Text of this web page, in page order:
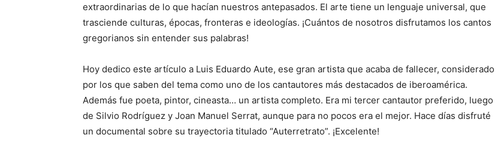
extraordina­rias de lo que hacían nuestros antepasados. El arte tiene un lenguaje universal, que
trasciende culturas, épocas, fronteras e ideologías. ¡Cuántos de nosotros disfrutamos los cantos
gregorianos sin entender sus palabras!
Hoy dedico este artículo a Luis Eduardo Aute, ese gran artista que acaba de fallecer, considerado
por los que saben del tema como uno de los cantautores más destacados de iberoamérica.
Además fue poeta, pintor, cineasta… un artista completo. Era mi tercer cantautor preferido, luego
de Silvio Rodríguez y Joan Manuel Serrat, aunque para no pocos era el mejor. Hace días disfruté
un documental sobre su trayectoria titulado “Auterretrato”. ¡Excelente!